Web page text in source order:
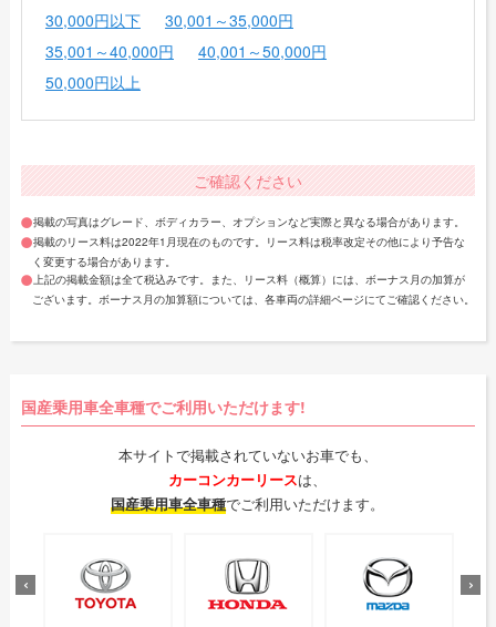
30,000円以下
30,001～35,000円
35,001～40,000円
40,001～50,000円
50,000円以上
ご確認ください
掲載の写真はグレード、ボディカラー、オプションなど実際と異なる場合があります。
掲載のリース料は2022年1月現在のものです。リース料は税率改定その他により予告な
く変更する場合があります。
上記の掲載金額は全て税込みです。また、リース料（概算）には、ボーナス月の加算が
ございます。ボーナス月の加算額については、各車両の詳細ページにてご確認ください。
国産乗用車全車種でご利用いただけます!
本サイトで掲載されていないお車でも、
カーコンカーリースは、
国産乗用車全車種でご利用いただけます。